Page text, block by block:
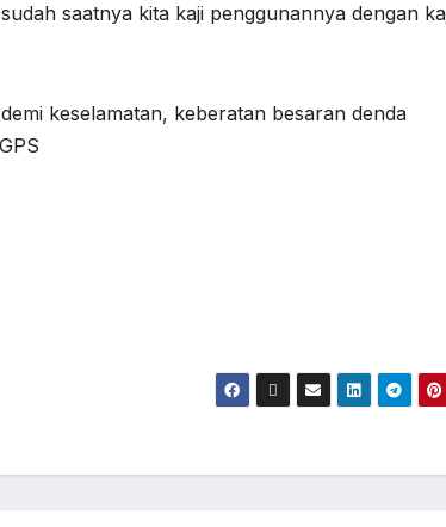
saatnya kita kaji penggunannya dengan
keselamatan, keberatan besaran denda